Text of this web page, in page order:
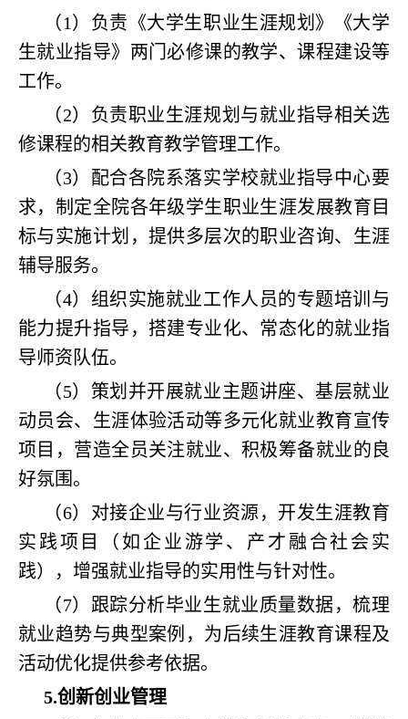
（1）负责《大学生职业生涯规划》《大学
生就业指导》两门必修课的教学、课程建设等
工作。
（2）负责职业生涯规划与就业指导相关选
修课程的相关教育教学管理工作。
（3）配合各院系落实学校就业指导中心要
求，制定全院各年级学生职业生涯发展教育目
标与实施计划，提供多层次的职业咨询、生涯
辅导服务。
（4）组织实施就业工作人员的专题培训与
能力提升指导，搭建专业化、常态化的就业指
导师资队伍。
（5）策划并开展就业主题讲座、基层就业
动员会、生涯体验活动等多元化就业教育宣传
项目，营造全员关注就业、积极筹备就业的良
好氛围。
（6）对接企业与行业资源，开发生涯教育
实践项目（如企业游学、产才融合社会实
践），增强就业指导的实用性与针对性。
（7）跟踪分析毕业生就业质量数据，梳理
就业趋势与典型案例，为后续生涯教育课程及
活动优化提供参考依据。
5.创新创业管理